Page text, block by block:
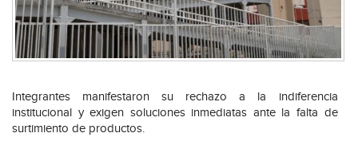
Integrantes manifestaron su rechazo a la indiferencia
institucional y exigen soluciones inmediatas ante la falta de
surtimiento de productos.